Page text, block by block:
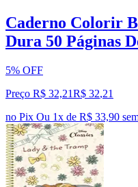
Caderno Colorir
Dura 50 Páginas
5% OFF
Preço R$ 32,21R$ 32,21
no Pix Ou 1x de R$ 33,90